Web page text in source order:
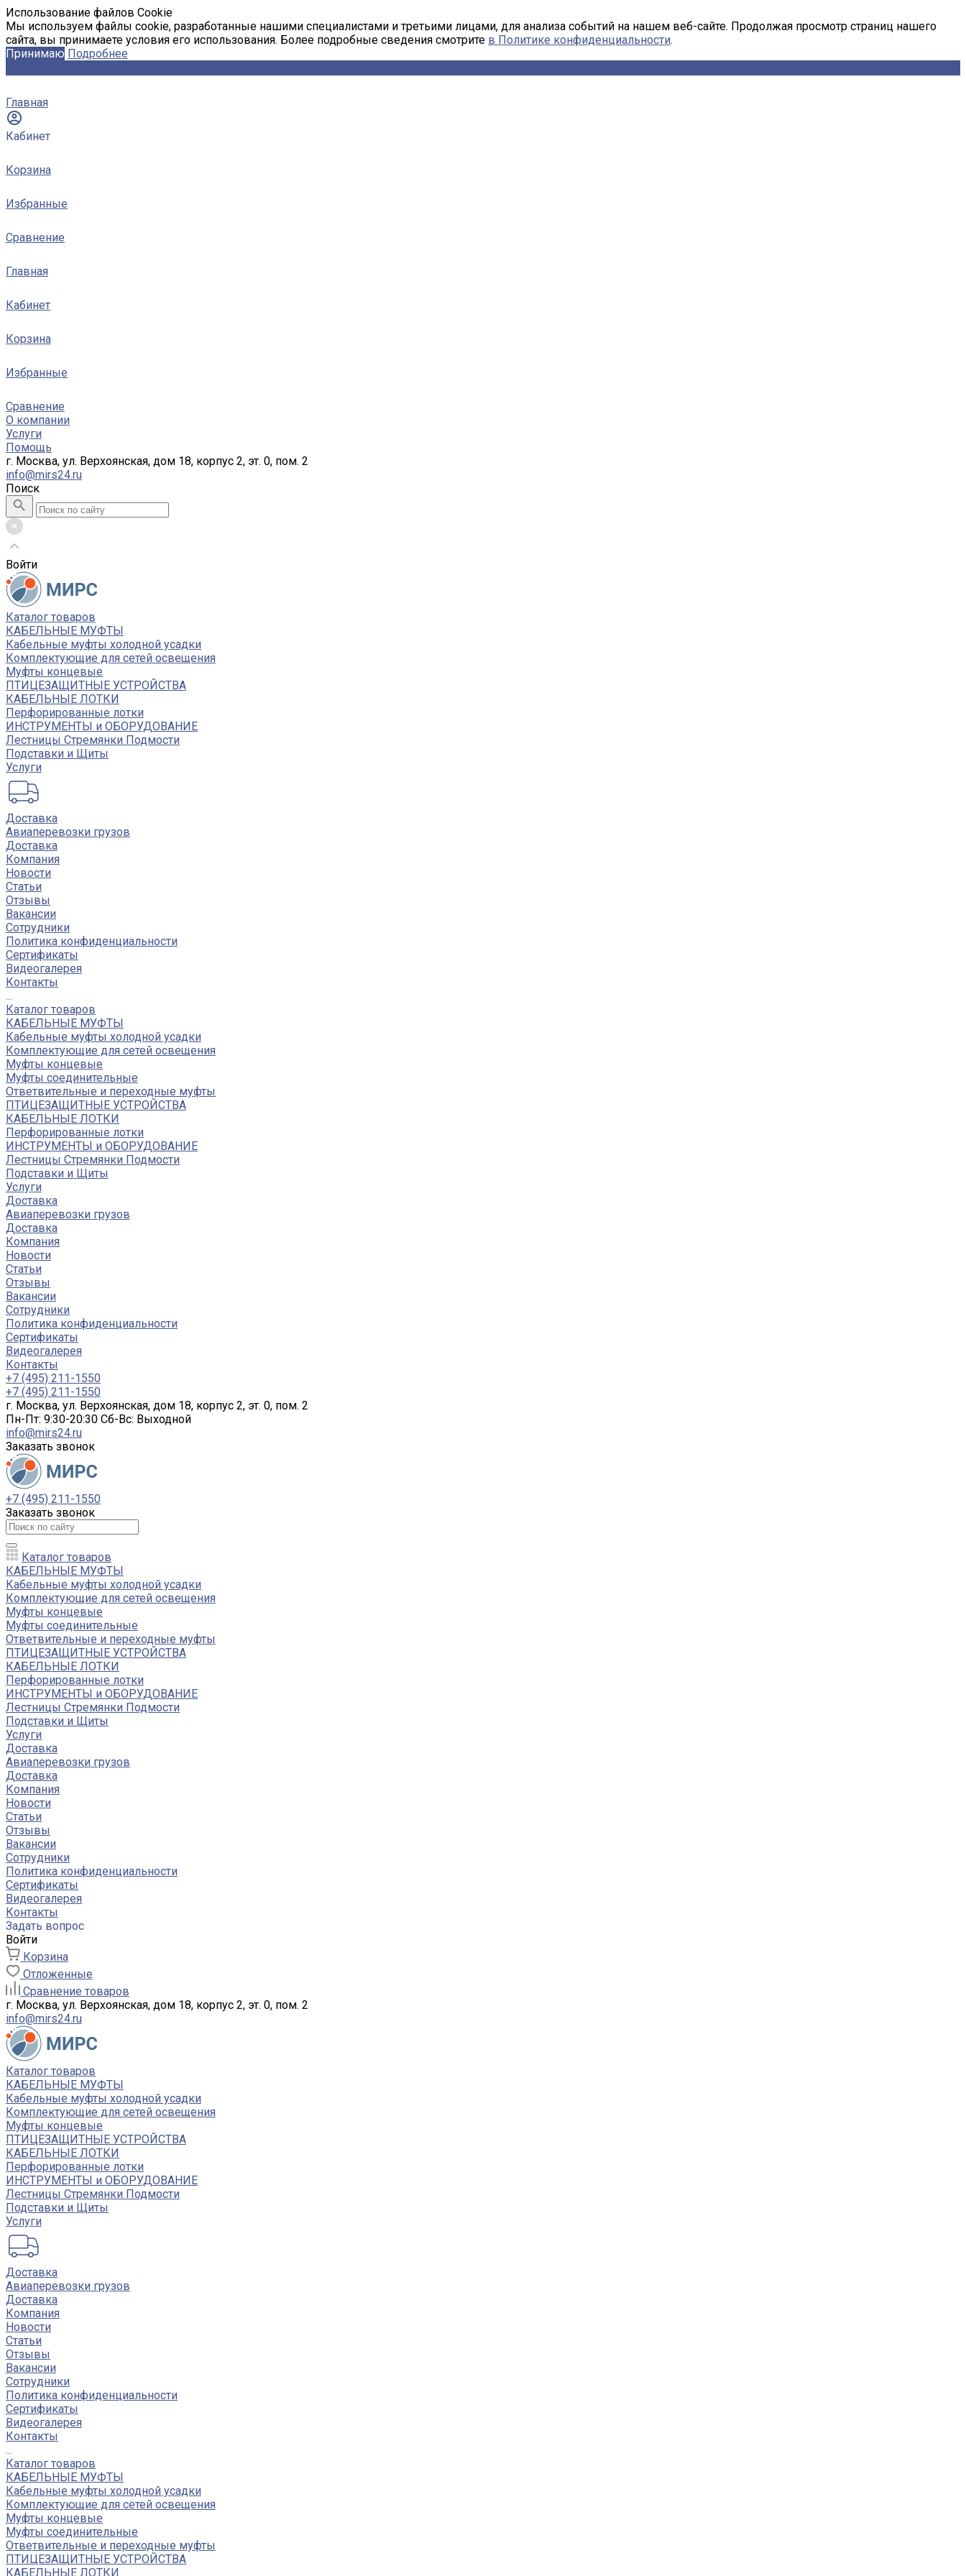
Использование файлов Cookie
Мы используем файлы cookie, разработанные нашими специалистами и третьими лицами, для анализа событий на нашем веб-сайте. Продолжая просмотр страниц нашего
сайта, вы принимаете условия его использования. Более подробные сведения смотрите в Политике конфиденциальности.
Принимаю Подробнее
Главная
Кабинет
Корзина
Избранные
Сравнение
Главная
Кабинет
Корзина
Избранные
Сравнение
О компании
Услуги
Помощь
г. Москва, ул. Верхоянская, дом 18, корпус 2, эт. 0, пом. 2
info@mirs24.ru
Поиск
Войти
Каталог товаров
КАБЕЛЬНЫЕ МУФТЫ
Кабельные муфты холодной усадки
Комплектующие для сетей освещения
Муфты концевые
ПТИЦЕЗАЩИТНЫЕ УСТРОЙСТВА
КАБЕЛЬНЫЕ ЛОТКИ
Перфорированные лотки
ИНСТРУМЕНТЫ и ОБОРУДОВАНИЕ
Лестницы Стремянки Подмости
Подставки и Щиты
Услуги
Доставка
Авиаперевозки грузов
Доставка
Компания
Новости
Статьи
Отзывы
Вакансии
Сотрудники
Политика конфиденциальности
Сертификаты
Видеогалерея
Контакты
...
Каталог товаров
КАБЕЛЬНЫЕ МУФТЫ
Кабельные муфты холодной усадки
Комплектующие для сетей освещения
Муфты концевые
Муфты соединительные
Ответвительные и переходные муфты
ПТИЦЕЗАЩИТНЫЕ УСТРОЙСТВА
КАБЕЛЬНЫЕ ЛОТКИ
Перфорированные лотки
ИНСТРУМЕНТЫ и ОБОРУДОВАНИЕ
Лестницы Стремянки Подмости
Подставки и Щиты
Услуги
Доставка
Авиаперевозки грузов
Доставка
Компания
Новости
Статьи
Отзывы
Вакансии
Сотрудники
Политика конфиденциальности
Сертификаты
Видеогалерея
Контакты
+7 (495) 211-1550
+7 (495) 211-1550
г. Москва, ул. Верхоянская, дом 18, корпус 2, эт. 0, пом. 2
Пн-Пт: 9:30-20:30 Cб-Вс: Выходной
info@mirs24.ru
Заказать звонок
+7 (495) 211-1550
Заказать звонок
Каталог товаров
КАБЕЛЬНЫЕ МУФТЫ
Кабельные муфты холодной усадки
Комплектующие для сетей освещения
Муфты концевые
Муфты соединительные
Ответвительные и переходные муфты
ПТИЦЕЗАЩИТНЫЕ УСТРОЙСТВА
КАБЕЛЬНЫЕ ЛОТКИ
Перфорированные лотки
ИНСТРУМЕНТЫ и ОБОРУДОВАНИЕ
Лестницы Стремянки Подмости
Подставки и Щиты
Услуги
Доставка
Авиаперевозки грузов
Доставка
Компания
Новости
Статьи
Отзывы
Вакансии
Сотрудники
Политика конфиденциальности
Сертификаты
Видеогалерея
Контакты
Задать вопрос
Войти
Корзина
Отложенные
Сравнение товаров
г. Москва, ул. Верхоянская, дом 18, корпус 2, эт. 0, пом. 2
info@mirs24.ru
Каталог товаров
КАБЕЛЬНЫЕ МУФТЫ
Кабельные муфты холодной усадки
Комплектующие для сетей освещения
Муфты концевые
ПТИЦЕЗАЩИТНЫЕ УСТРОЙСТВА
КАБЕЛЬНЫЕ ЛОТКИ
Перфорированные лотки
ИНСТРУМЕНТЫ и ОБОРУДОВАНИЕ
Лестницы Стремянки Подмости
Подставки и Щиты
Услуги
Доставка
Авиаперевозки грузов
Доставка
Компания
Новости
Статьи
Отзывы
Вакансии
Сотрудники
Политика конфиденциальности
Сертификаты
Видеогалерея
Контакты
...
Каталог товаров
КАБЕЛЬНЫЕ МУФТЫ
Кабельные муфты холодной усадки
Комплектующие для сетей освещения
Муфты концевые
Муфты соединительные
Ответвительные и переходные муфты
ПТИЦЕЗАЩИТНЫЕ УСТРОЙСТВА
КАБЕЛЬНЫЕ ЛОТКИ